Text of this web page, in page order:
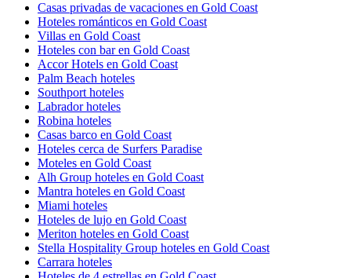
Casas privadas de vacaciones en Gold Coast
Hoteles románticos en Gold Coast
Villas en Gold Coast
Hoteles con bar en Gold Coast
Accor Hotels en Gold Coast
Palm Beach hoteles
Southport hoteles
Labrador hoteles
Robina hoteles
Casas barco en Gold Coast
Hoteles cerca de Surfers Paradise
Moteles en Gold Coast
Alh Group hoteles en Gold Coast
Mantra hoteles en Gold Coast
Miami hoteles
Hoteles de lujo en Gold Coast
Meriton hoteles en Gold Coast
Stella Hospitality Group hoteles en Gold Coast
Carrara hoteles